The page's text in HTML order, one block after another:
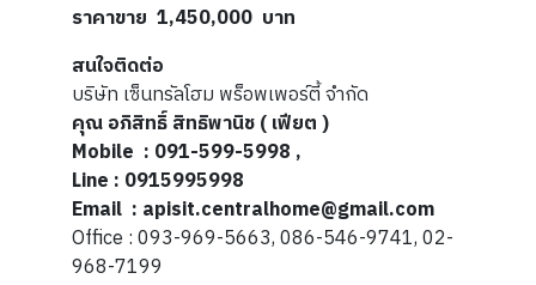
ราคาขาย 1,450,000 บาท
สนใจติดต่อ
บริษัท เซ็นทรัลโฮม พร็อพเพอร์ตี้ จำกัด
คุณ อภิสิทธิ์ สิทธิพานิช ( เฟียต )
Mobile : 091-599-5998 ,
Line : 0915995998
Email : apisit.centralhome@gmail.com
Office : 093-969-5663, 086-546-9741, 02-
968-7199